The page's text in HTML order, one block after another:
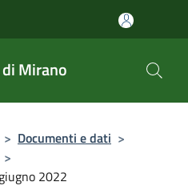
Mirano
> Documenti e dati >
>
2022